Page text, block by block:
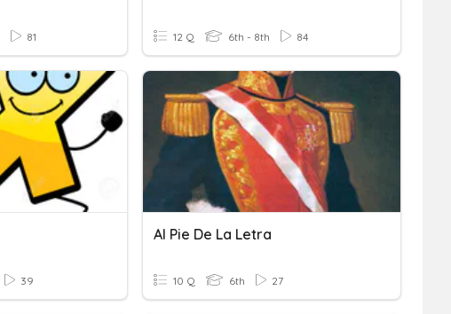
81 12 Q 6th - 8th 84
39
Al Pie De La Letra
10 Q 6th 27